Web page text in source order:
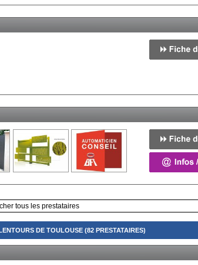
tous les prestataires
DE TOULOUSE (82 PRESTATAIRES)